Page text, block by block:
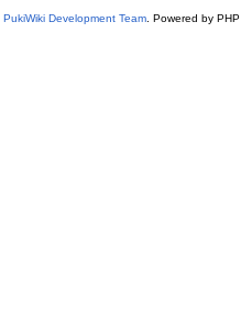
PukiWiki Development Team. Powered by